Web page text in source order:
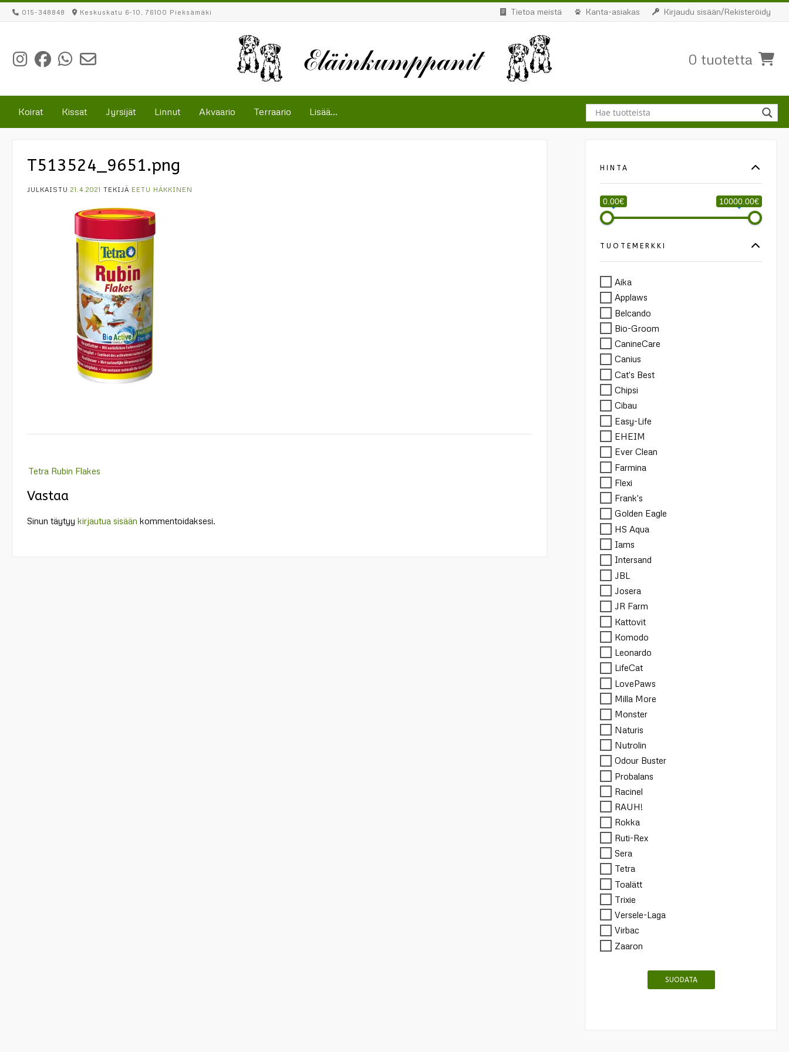
Skip
to
015-348848 Keskuskatu 6-10, 76100 Pieksämäki Tietoa meistä Kanta-asiakas Kirjaudu sisään/Rekisteröidy
0 tuotetta
Koirat Kissat Jyrsijät Linnut Akvaario Terraario Lisää...
T513524_9651.png
JULKAISTU 21.4.2021 TEKIJÄ EETU HÄKKINEN
Tetra Rubin Flakes
Vastaa
Sinun täytyy kirjautua sisään kommentoidaksesi.
HINTA
0.00€ 10000.00€
TUOTEMERKKI
Aika
Applaws
Belcando
Bio-Groom
CanineCare
Canius
Cat's Best
Chipsi
Cibau
Easy-Life
EHEIM
Ever Clean
Farmina
Flexi
Frank's
Golden Eagle
HS Aqua
Iams
Intersand
JBL
Josera
JR Farm
Kattovit
Komodo
Leonardo
LifeCat
LovePaws
Milla More
Monster
Naturis
Nutrolin
Odour Buster
Probalans
Racinel
RAUH!
Rokka
Ruti-Rex
Sera
Tetra
Toalätt
Trixie
Versele-Laga
Virbac
Zaaron
SUODATA